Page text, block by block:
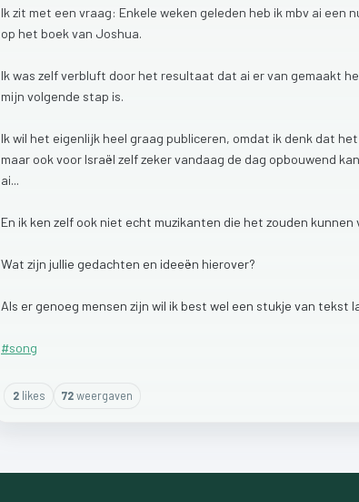
Ik zit met een vraag: Enkele weken geleden heb ik mbv ai een
op het boek van Joshua.
Ik was zelfverbluft door het resultaat dat ai ervan gemaakt
mijn volgende stap is.
Ik wil het eigenlijk heel graag publiceren, omdat ik denk dat het
maar ook voor Israël zelfzekervandaag de dag opbouwend kan
ai...
En ik ken zelf ook niet echt muzikanten die het zouden kunnen
Wat zijn jullie gedachten en ideeën hierover?
Als er genoeg mensen zijn wil ik best wel een stukje van tekst
#song
2likes 72weergaven